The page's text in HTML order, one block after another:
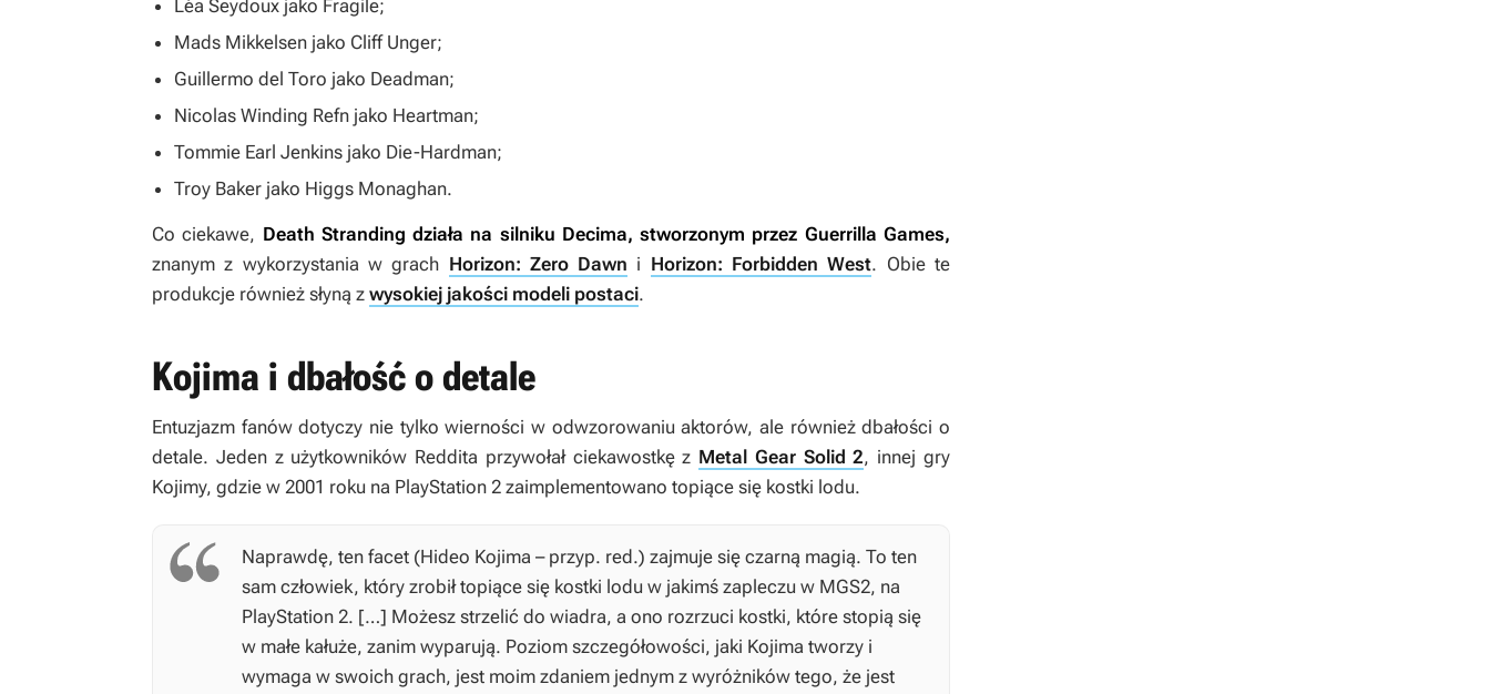
Léa Seydoux jako Fragile;
Mads Mikkelsen jako Cliff Unger;
Guillermo del Toro jako Deadman;
Nicolas Winding Refn jako Heartman;
Tommie Earl Jenkins jako Die-Hardman;
Troy Baker jako Higgs Monaghan.
Co ciekawe, Death Stranding działa na silniku Decima, stworzonym przez Guerrilla Games,
znanym z wykorzystania w grach Horizon: Zero Dawn i Horizon: Forbidden West. Obie te
produkcje również słyną z wysokiej jakości modeli postaci.
Kojima i dbałość o detale
Entuzjazm fanów dotyczy nie tylko wierności w odwzorowaniu aktorów, ale również dbałości o
detale. Jeden z użytkowników Reddita przywołał ciekawostkę z Metal Gear Solid 2, innej gry
Kojimy, gdzie w 2001 roku na PlayStation 2 zaimplementowano topiące się kostki lodu.
Naprawdę, ten facet (Hideo Kojima – przyp. red.) zajmuje się czarną magią. To ten
sam człowiek, który zrobił topiące się kostki lodu w jakimś zapleczu w MGS2, na
PlayStation 2. […] Możesz strzelić do wiadra, a ono rozrzuci kostki, które stopią się
w małe kałuże, zanim wyparują. Poziom szczegółowości, jaki Kojima tworzy i
wymaga w swoich grach, jest moim zdaniem jednym z wyróżników tego, że jest